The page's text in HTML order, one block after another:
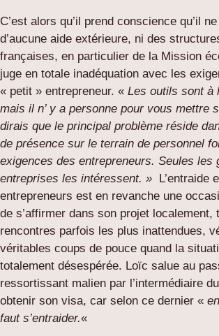
C’est alors qu’il prend conscience qu’il
d’aucune aide extérieure, ni des
françaises, en particulier de la Mission
juge en totale inadéquation avec les
« petit » entrepreneur. « Les outils sont à
mais il n’ y a personne pour vous mettre
dirais que le principal problème réside
de présence sur le terrain de personnel
exigences des entrepreneurs. Seules les
entreprises les intéressent. » L’entraide
entrepreneurs est en revanche une
de s’affirmer dans son projet localement,
rencontres parfois les plus inattendues,
véritables coups de pouce quand la
totalement désespérée. Loïc salue au
ressortissant malien par l’intermédiaire
obtenir son visa, car selon ce dernier «
faut s’entraider.«